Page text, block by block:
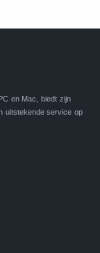
en Mac, biedt zijn
uitstekende service op